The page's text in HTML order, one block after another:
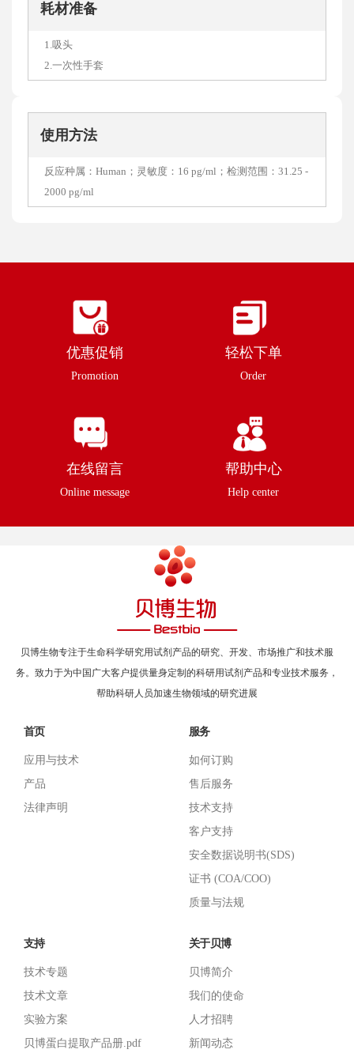
耗材准备
1.吸头
2.一次性手套
使用方法
反应种属：Human；灵敏度：16 pg/ml；检测范围：31.25 -
2000 pg/ml
优惠促销
Promotion
轻松下单
Order
在线留言
Online message
帮助中心
Help center
贝博生物专注于生命科学研究用试剂产品的研究、开发、市场推广和技术服
务。致力于为中国广大客户提供量身定制的科研用试剂产品和专业技术服务，
帮助科研人员加速生物领域的研究进展
首页
应用与技术
产品
法律声明
服务
如何订购
售后服务
技术支持
客户支持
安全数据说明书(SDS)
证书 (COA/COO)
质量与法规
支持
技术专题
技术文章
实验方案
贝博蛋白提取产品册.pdf
关于贝博
贝博简介
我们的使命
人才招聘
新闻动态